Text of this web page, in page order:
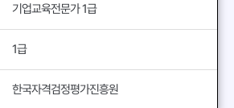
기업교육전문가 1급
1급
한국자격검정평가진흥원